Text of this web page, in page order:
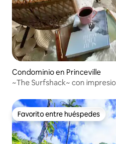
Condominio en Princeville
~The Surfshack~ con
Favorito entre huéspedes
Favorito entre huéspedes